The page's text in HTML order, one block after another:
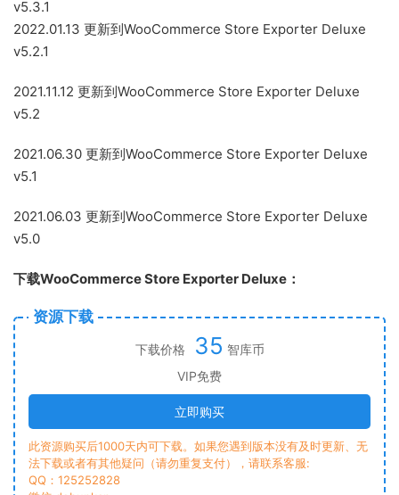
v5.3.1
2022.01.13 更新到WooCommerce Store Exporter Deluxe
v5.2.1
2021.11.12 更新到WooCommerce Store Exporter Deluxe
v5.2
2021.06.30 更新到WooCommerce Store Exporter Deluxe
v5.1
2021.06.03 更新到WooCommerce Store Exporter Deluxe
v5.0
下载WooCommerce Store Exporter Deluxe：
资源下载
下载价格 35 智库币
VIP免费
立即购买
此资源购买后1000天内可下载。如果您遇到版本没有及时更新、无
法下载或者有其他疑问（请勿重复支付），请联系客服:
QQ：125252828